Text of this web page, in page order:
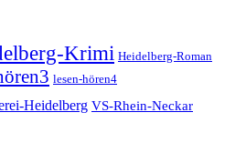
Krimi Heidelberg-Roman
lesen-hören4
Heidelberg VS-Rhein-Neckar